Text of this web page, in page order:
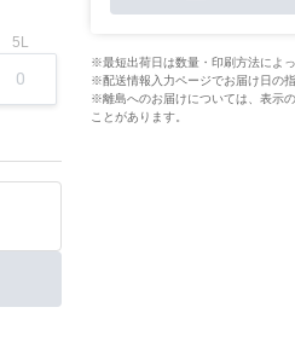
5L
※最短出荷日は数量・印刷方法によ
※配送情報入力ページでお届け日の
※離島へのお届けについては、表示
ことがあります。